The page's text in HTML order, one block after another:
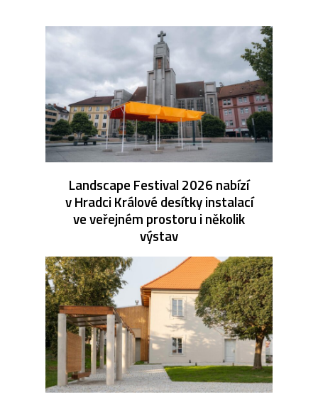
Landscape Festival 2026 nabízí
v Hradci Králové desítky instalací
ve veřejném prostoru i několik
výstav